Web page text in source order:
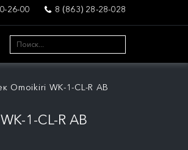
26-00 8 (863) 28-28-028
Omoikiri WK-1-CL-R AB
1-CL-R AB